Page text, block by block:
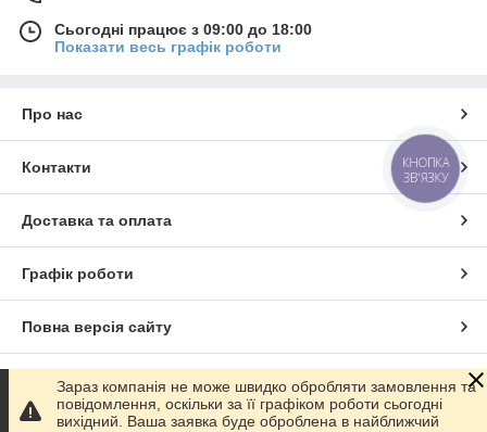
Сьогодні працює з 09:00 до 18:00
Показати весь графік роботи
Про нас
Контакти
Доставка та оплата
Графік роботи
Повна версія сайту
Сайт створено на маркетплейсі Prom.ua
Зараз компанія не може швидко обробляти замовлення та
повідомлення, оскільки за її графіком роботи сьогодні
вихідний. Ваша заявка буде оброблена в найближчий
КНОПКА
ЗВ'ЯЗКУ